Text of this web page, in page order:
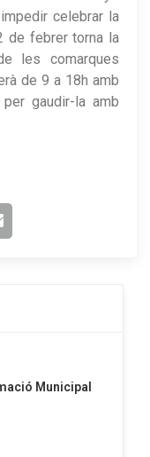
celebrar la
de febrer torna la
les comarques
de 9 a 18h amb
gaudir-la amb
Municipal